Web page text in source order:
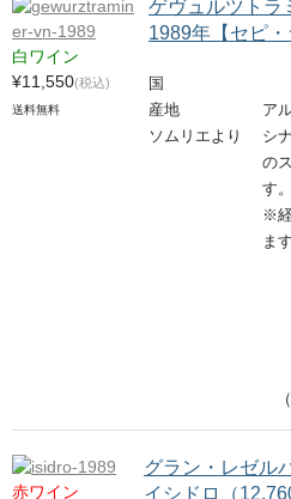
白ワイン
¥11,550(税込)
送料無料
ゲヴュルツトラ
1989年【セピ・
国
産地
ア
ソムリエより
シ
の
す。
※
ま
赤ワイン
グラン・レゼル
イシドロ（